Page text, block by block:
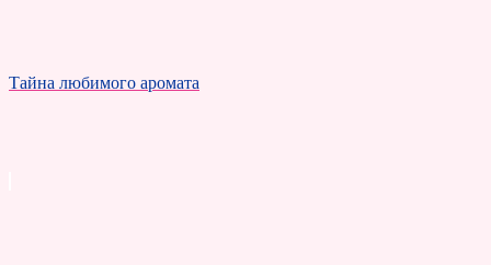
Тайна любимого аромата